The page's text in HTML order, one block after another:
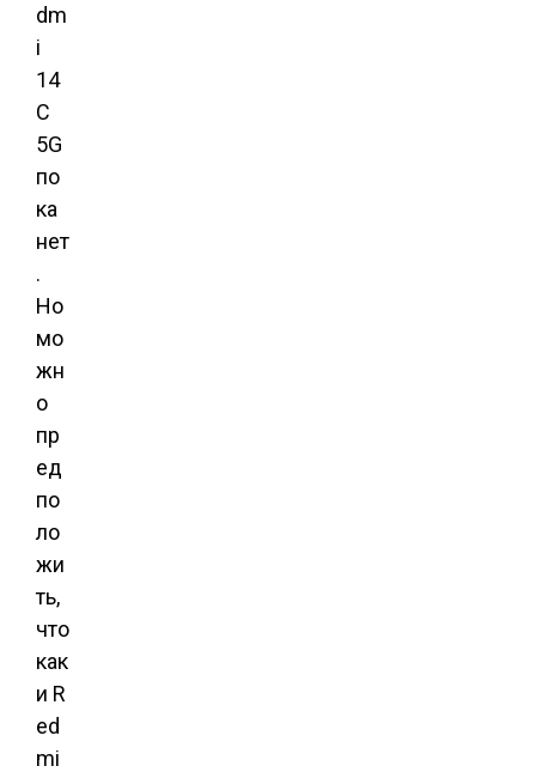
dm
i
14
C
5G
по
ка
нет
.
Но
мо
жн
о
пр
ед
по
ло
жи
ть,
что
как
и R
ed
mi